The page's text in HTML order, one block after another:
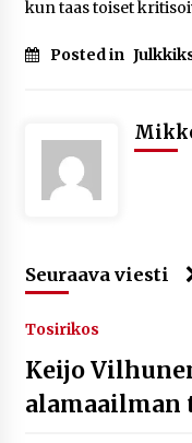
kun taas toiset
Posted in
Seuraava viesti
Tosirikos
Keijo
alamaailman